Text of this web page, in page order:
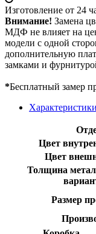
Изготовление от 24
Внимание! Замена
МДФ не влияет на
модели с одной
дополнительную
замками и
*Бесплатный замер
Характеристики
Цвет
Цвет
Толщина
Размер